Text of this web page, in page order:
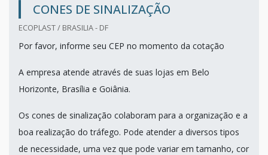
CONES DE SINALIZAÇÃO
ECOPLAST / BRASILIA - DF
Por favor, informe seu CEP no momento da cotação
A empresa atende através de suas lojas em Belo
Horizonte, Brasília e Goiânia.
Os cones de sinalização colaboram para a organização e a
boa realização do tráfego. Pode atender a diversos tipos
de necessidade, uma vez que pode variar em tamanho, cor